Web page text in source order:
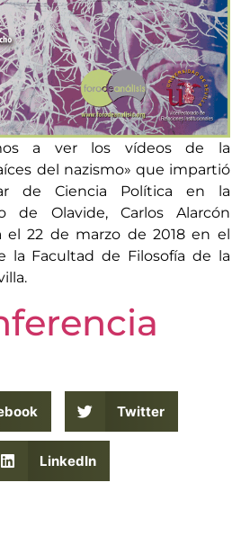
a ver los vídeos de la
del nazismo» que impartió
de Ciencia Política en la
de Olavide, Carlos Alarcón
el 22 de marzo de 2018 en el
la Facultad de Filosofía de la
Twitter
LinkedIn